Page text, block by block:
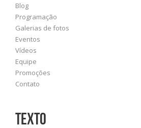
Blog
Programação
Galerias de fotos
Eventos
Vídeos
Equipe
Promoções
Contato
Texto